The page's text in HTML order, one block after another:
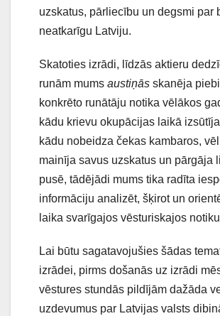
uzskatus, pārliecību un degsmi par
neatkarīgu Latviju.
Skatoties izrādi, līdzās aktieru
runām mums austiņās skanēja
konkrēto runātāju notika vēlākos
kādu krievu okupācijas laikā
kādu nobeidza čekas kambaros,
mainīja savus uzskatus un pārgāja
pusē, tādējādi mums tika radīta
informāciju analizēt, šķirot un
laika svarīgajos vēsturiskajos
Lai būtu sagatavojušies šādas
izrādei, pirms došanās uz izrādi
vēstures stundās pildījām dažāda
uzdevumus par Latvijas valsts